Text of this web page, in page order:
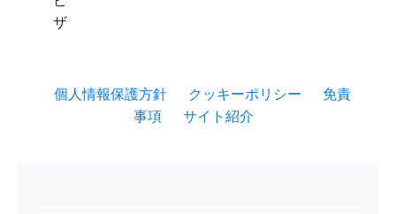
個人情報保護方針 クッキーポリシー
免責
事項
サイト紹介